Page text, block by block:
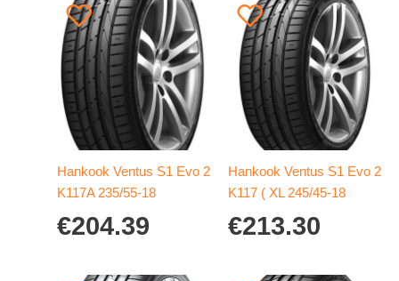
Hankook Ventus S1 Evo 2
K117A 235/55-18
€204.39
Hankook Ventus S1 Evo 2
K117 ( XL 245/45-18
€213.30